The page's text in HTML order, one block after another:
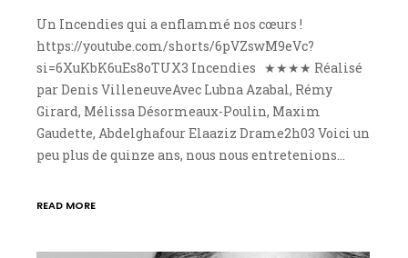
Un Incendies qui a enflammé nos cœurs !
https://youtube.com/shorts/6pVZswM9eVc?
si=6XuKbK6uEs8oTUX3 Incendies ★★★★ Réalisé
par Denis VilleneuveAvec Lubna Azabal, Rémy
Girard, Mélissa Désormeaux-Poulin, Maxim
Gaudette, Abdelghafour Elaaziz Drame2h03 Voici un
peu plus de quinze ans, nous nous entretenions…
READ MORE